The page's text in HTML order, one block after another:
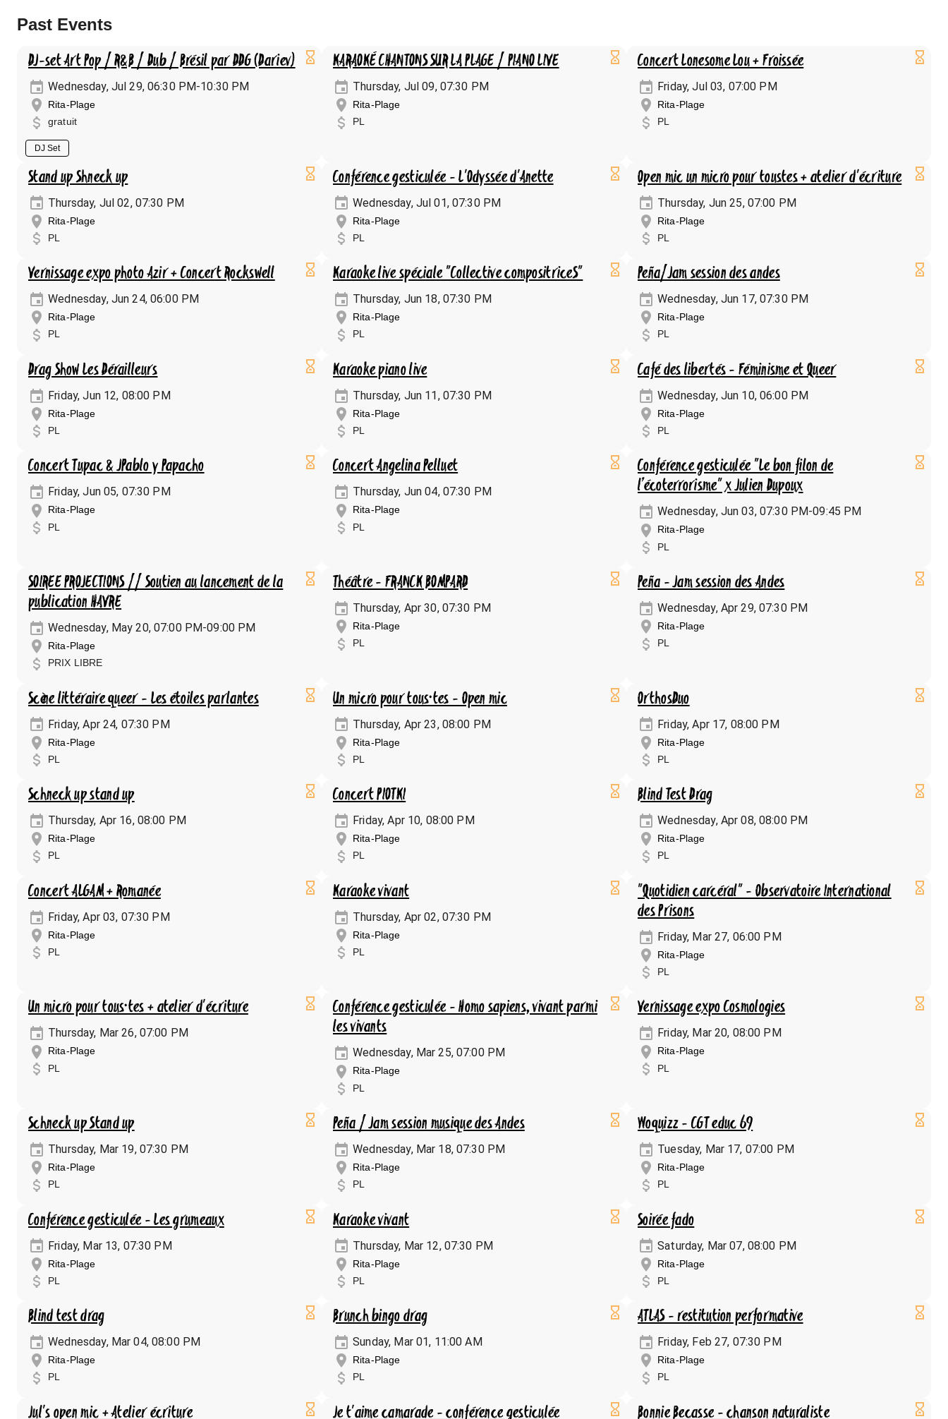
Past Events
DJ-set Art Pop / R&B / Dub / Brésil par DDG (Dariev)
Wednesday, Jul 29, 06:30 PM-10:30 PM
Rita-Plage
gratuit
DJ Set
KARAOKÉ CHANTONS SUR LA PLAGE / PIANO LIVE
Thursday, Jul 09, 07:30 PM
Rita-Plage
PL
Concert Lonesome Lou + Froissée
Friday, Jul 03, 07:00 PM
Rita-Plage
PL
Stand up Shneck up
Thursday, Jul 02, 07:30 PM
Rita-Plage
PL
Conférence gesticulée - L'Odyssée d'Anette
Wednesday, Jul 01, 07:30 PM
Rita-Plage
PL
Open mic un micro pour toustes + atelier d'écriture
Thursday, Jun 25, 07:00 PM
Rita-Plage
PL
Vernissage expo photo Azir + Concert Rockswell
Wednesday, Jun 24, 06:00 PM
Rita-Plage
PL
Karaoke live spéciale "Collective compositriceS"
Thursday, Jun 18, 07:30 PM
Rita-Plage
PL
Peña/Jam session des andes
Wednesday, Jun 17, 07:30 PM
Rita-Plage
PL
Drag Show Les Dérailleurs
Friday, Jun 12, 08:00 PM
Rita-Plage
PL
Karaoke piano live
Thursday, Jun 11, 07:30 PM
Rita-Plage
PL
Café des libertés - Féminisme et Queer
Wednesday, Jun 10, 06:00 PM
Rita-Plage
PL
Concert Tupac & JPablo y Papacho
Friday, Jun 05, 07:30 PM
Rita-Plage
PL
Concert Angelina Pelluet
Thursday, Jun 04, 07:30 PM
Rita-Plage
PL
Conférence gesticulée "Le bon filon de
l’écoterrorisme" x Julien Dupoux
Wednesday, Jun 03, 07:30 PM-09:45 PM
Rita-Plage
PL
SOIREE PROJECTIONS // Soutien au lancement de la
publication HAVRE
Wednesday, May 20, 07:00 PM-09:00 PM
Rita-Plage
PRIX LIBRE
Théâtre - FRANCK BOMPARD
Thursday, Apr 30, 07:30 PM
Rita-Plage
PL
Peña - Jam session des Andes
Wednesday, Apr 29, 07:30 PM
Rita-Plage
PL
Scène littéraire queer - Les étoiles parlantes
Friday, Apr 24, 07:30 PM
Rita-Plage
PL
Un micro pour tous·tes - Open mic
Thursday, Apr 23, 08:00 PM
Rita-Plage
PL
OrthosDuo
Friday, Apr 17, 08:00 PM
Rita-Plage
PL
Schneck up stand up
Thursday, Apr 16, 08:00 PM
Rita-Plage
PL
Concert PIOTKI
Friday, Apr 10, 08:00 PM
Rita-Plage
PL
Blind Test Drag
Wednesday, Apr 08, 08:00 PM
Rita-Plage
PL
Concert ALGAM + Romanée
Friday, Apr 03, 07:30 PM
Rita-Plage
PL
Karaoke vivant
Thursday, Apr 02, 07:30 PM
Rita-Plage
PL
"Quotidien carcéral" - Observatoire International
des Prisons
Friday, Mar 27, 06:00 PM
Rita-Plage
PL
Un micro pour tous·tes + atelier d'écriture
Thursday, Mar 26, 07:00 PM
Rita-Plage
PL
Conférence gesticulée - Homo sapiens, vivant parmi
les vivants
Wednesday, Mar 25, 07:00 PM
Rita-Plage
PL
Vernissage expo Cosmologies
Friday, Mar 20, 08:00 PM
Rita-Plage
PL
Schneck up Stand up
Thursday, Mar 19, 07:30 PM
Rita-Plage
PL
Peña / Jam session musique des Andes
Wednesday, Mar 18, 07:30 PM
Rita-Plage
PL
Woquizz - CGT educ 69
Tuesday, Mar 17, 07:00 PM
Rita-Plage
PL
Conférence gesticulée - Les grumeaux
Friday, Mar 13, 07:30 PM
Rita-Plage
PL
Karaoke vivant
Thursday, Mar 12, 07:30 PM
Rita-Plage
PL
Soirée fado
Saturday, Mar 07, 08:00 PM
Rita-Plage
PL
Blind test drag
Wednesday, Mar 04, 08:00 PM
Rita-Plage
PL
Brunch bingo drag
Sunday, Mar 01, 11:00 AM
Rita-Plage
PL
ATLAS - restitution performative
Friday, Feb 27, 07:30 PM
Rita-Plage
PL
Jul's open mic + Atelier écriture Je t'aime camarade - conférence gesticulée Bonnie Becasse - chanson naturaliste